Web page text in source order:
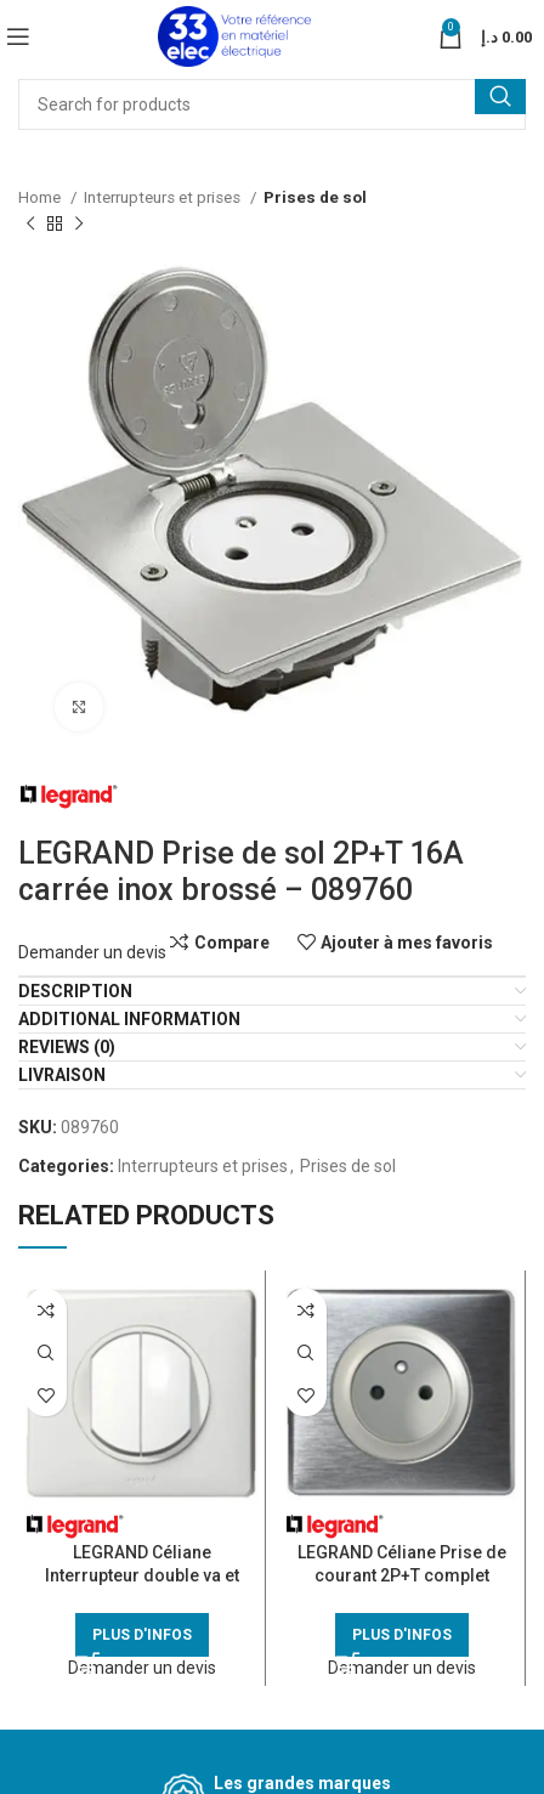
0
0.00 د.إ
Home Interrupteurs et prises Prises de sol
Click to enlarge
LEGRAND Prise de sol 2P+T 16A
carrée inox brossé – 089760
Demander un devis
Compare Ajouter à mes favoris
DESCRIPTION
ADDITIONAL INFORMATION
REVIEWS (0)
LIVRAISON
SKU: 089760
Categories: Interrupteurs et prises, Prises de sol
RELATED PRODUCTS
LEGRAND Céliane
Interrupteur double va et
PLUS D'INFOS
Demander un devis
LEGRAND Céliane Prise de
courant 2P+T complet
PLUS D'INFOS
Demander un devis
Les grandes marques